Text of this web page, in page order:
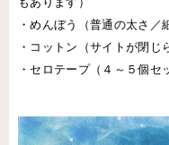
・めんぼう（普通の太さ／
・コットン（サイトが閉じ
・セロテープ（４～５個セ